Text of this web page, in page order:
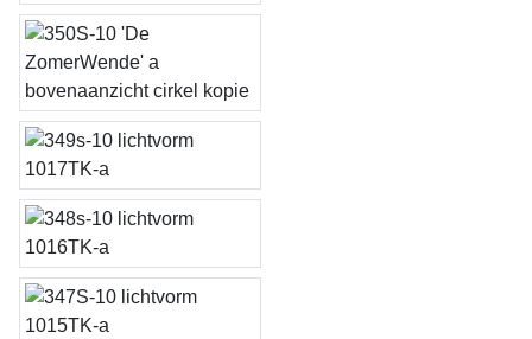
lichtvorm 1118, 19, 20TK
postkaart
De ZomerWende
lichtvorm 1017TK
lichtvorm 1016TK